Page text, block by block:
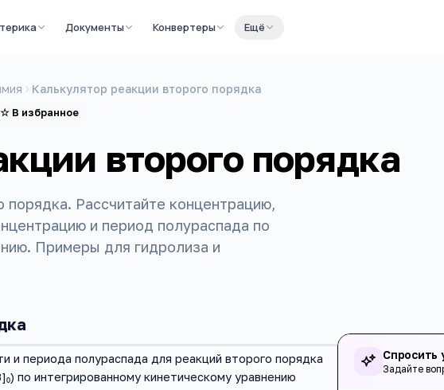
Документы Конвертеры Ещё
Калькулятор реакции второго порядка
☆ В избранное
второго порядка
Рассчитайте концентрацию,
и период полураспада по
Примеры для гидролиза и
и периода полураспада для реакций второго порядка
по интегрированному кинетическому уравнению
Спросить
Задайте